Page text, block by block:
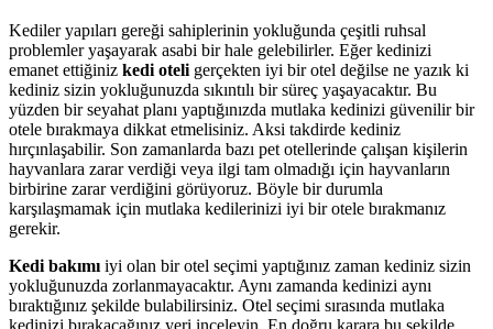
Kediler yapıları gereği sahiplerinin yokluğunda çeşitli ruhsal
problemler yaşayarak asabi bir hale gelebilirler. Eğer kedinizi
emanet ettiğiniz kedi oteli gerçekten iyi bir otel değilse ne yazık ki
kediniz sizin yokluğunuzda sıkıntılı bir süreç yaşayacaktır. Bu
yüzden bir seyahat planı yaptığınızda mutlaka kedinizi güvenilir bir
otele bırakmaya dikkat etmelisiniz. Aksi takdirde kediniz
hırçınlaşabilir. Son zamanlarda bazı pet otellerinde çalışan kişilerin
hayvanlara zarar verdiği veya ilgi tam olmadığı için hayvanların
birbirine zarar verdiğini görüyoruz. Böyle bir durumla
karşılaşmamak için mutlaka kedilerinizi iyi bir otele bırakmanız
gerekir.
Kedi bakımı iyi olan bir otel seçimi yaptığınız zaman kediniz sizin
yokluğunuzda zorlanmayacaktır. Aynı zamanda kedinizi aynı
bıraktığınız şekilde bulabilirsiniz. Otel seçimi sırasında mutlaka
kedinizi bırakacağınız yeri inceleyin. En doğru karara bu şekilde